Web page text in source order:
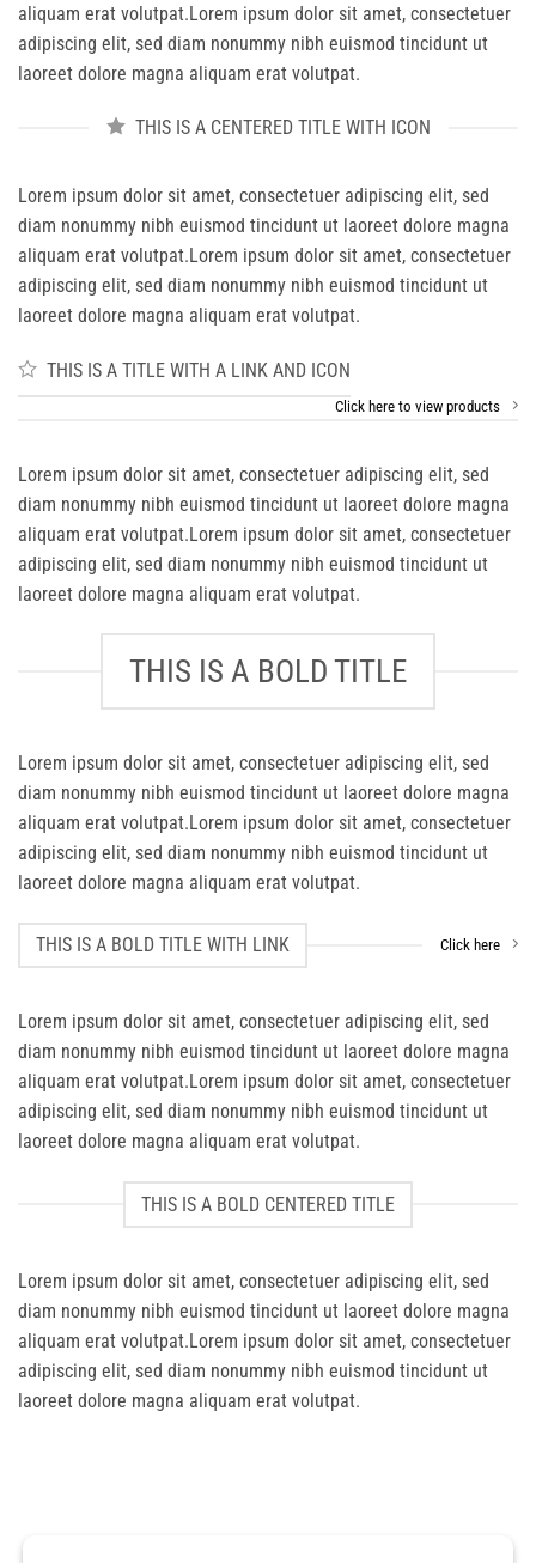
aliquam erat volutpat.Lorem ipsum dolor sit amet, consectetuer
adipiscing elit, sed diam nonummy nibh euismod tincidunt ut
laoreet dolore magna aliquam erat volutpat.
THIS IS A CENTERED TITLE WITH ICON
Lorem ipsum dolor sit amet, consectetuer adipiscing elit, sed
diam nonummy nibh euismod tincidunt ut laoreet dolore magna
aliquam erat volutpat.Lorem ipsum dolor sit amet, consectetuer
adipiscing elit, sed diam nonummy nibh euismod tincidunt ut
laoreet dolore magna aliquam erat volutpat.
THIS IS A TITLE WITH A LINK AND ICON
Click here to view products
Lorem ipsum dolor sit amet, consectetuer adipiscing elit, sed
diam nonummy nibh euismod tincidunt ut laoreet dolore magna
aliquam erat volutpat.Lorem ipsum dolor sit amet, consectetuer
adipiscing elit, sed diam nonummy nibh euismod tincidunt ut
laoreet dolore magna aliquam erat volutpat.
THIS IS A BOLD TITLE
Lorem ipsum dolor sit amet, consectetuer adipiscing elit, sed
diam nonummy nibh euismod tincidunt ut laoreet dolore magna
aliquam erat volutpat.Lorem ipsum dolor sit amet, consectetuer
adipiscing elit, sed diam nonummy nibh euismod tincidunt ut
laoreet dolore magna aliquam erat volutpat.
THIS IS A BOLD TITLE WITH LINK Click here
Lorem ipsum dolor sit amet, consectetuer adipiscing elit, sed
diam nonummy nibh euismod tincidunt ut laoreet dolore magna
aliquam erat volutpat.Lorem ipsum dolor sit amet, consectetuer
adipiscing elit, sed diam nonummy nibh euismod tincidunt ut
laoreet dolore magna aliquam erat volutpat.
THIS IS A BOLD CENTERED TITLE
Lorem ipsum dolor sit amet, consectetuer adipiscing elit, sed
diam nonummy nibh euismod tincidunt ut laoreet dolore magna
aliquam erat volutpat.Lorem ipsum dolor sit amet, consectetuer
adipiscing elit, sed diam nonummy nibh euismod tincidunt ut
laoreet dolore magna aliquam erat volutpat.